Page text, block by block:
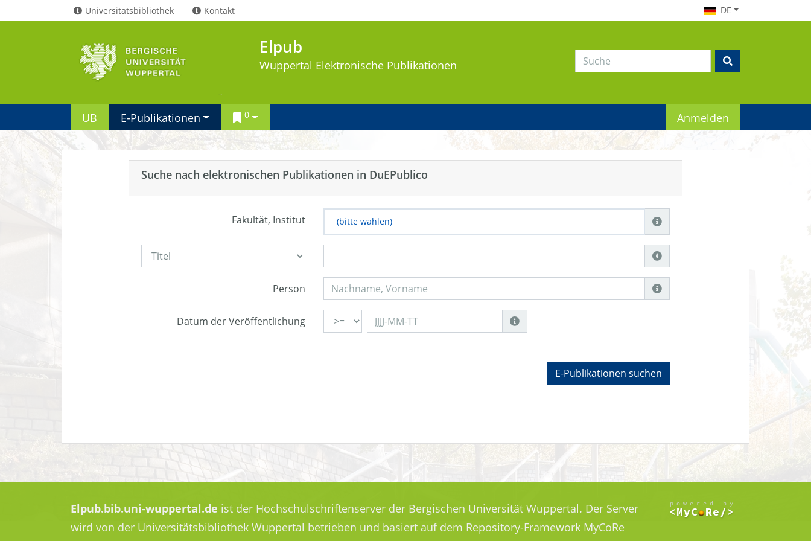
Universitätsbibliothek Kontakt DE
Elpub
Wuppertal Elektronische Publikationen
UB E-Publikationen 0 Anmelden
Suche nach elektronischen Publikationen in DuEPublico
Fakultät, Institut (bitte wählen)
Person
Datum der Veröffentlichung
E-Publikationen suchen
Elpub.bib.uni-wuppertal.de ist der Hochschulschriftenserver der Bergischen Universität Wuppertal. Der Server
wird von der Universitätsbibliothek Wuppertal betrieben und basiert auf dem Repository-Framework MyCoRe